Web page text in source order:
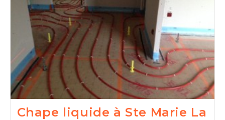
Chape liquide à Ste Marie La